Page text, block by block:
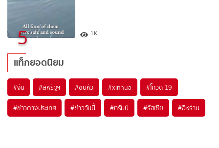
5 1K
แท็กยอดนิยม
#จีน #สหรัฐฯ #ซินหัว #xinhua #โควิด-19
#ข่าวต่างประเทศ #ข่าววันนี้ #ทรัมป์ #รัสเซีย #อิหร่าน